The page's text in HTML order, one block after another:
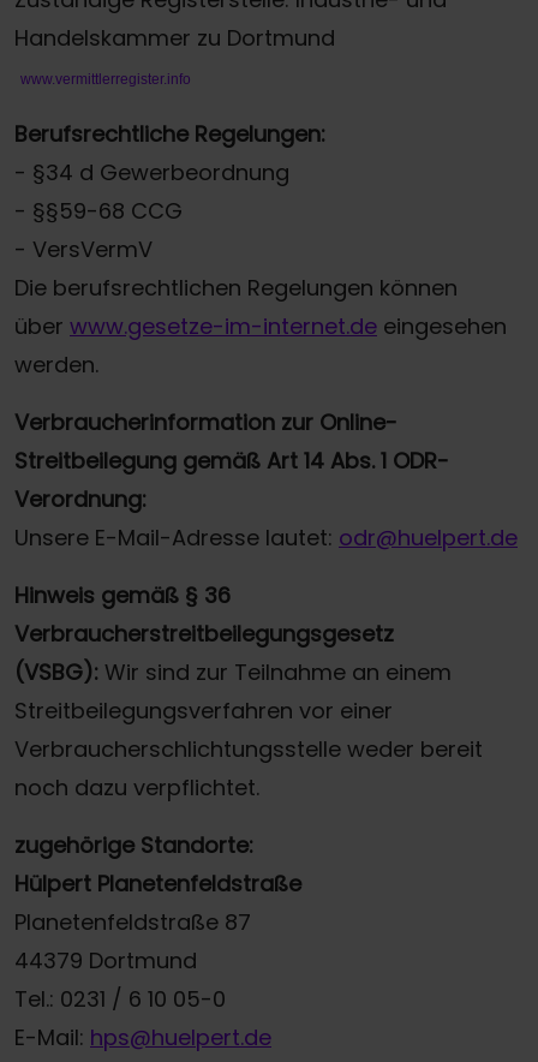
Handelskammer zu Dortmund
www.vermittlerregister.info
Berufsrechtliche Regelungen:
- §34 d Gewerbeordnung
- §§59-68 CCG
- VersVermV
Die berufsrechtlichen Regelungen können
über www.gesetze-im-internet.de eingesehen
werden.
Verbraucherinformation zur Online-
Streitbeilegung gemäß Art 14 Abs. 1 ODR-
Verordnung:
Unsere E-Mail-Adresse lautet: odr@huelpert.de
Hinweis gemäß § 36
Verbraucherstreitbeilegungsgesetz
(VSBG): Wir sind zur Teilnahme an einem
Streitbeilegungsverfahren vor einer
Verbraucherschlichtungsstelle weder bereit
noch dazu verpflichtet.
zugehörige Standorte:
Hülpert Planetenfeldstraße
Planetenfeldstraße 87
44379 Dortmund
Tel.: 0231 / 6 10 05-0
E-Mail: hps@huelpert.de